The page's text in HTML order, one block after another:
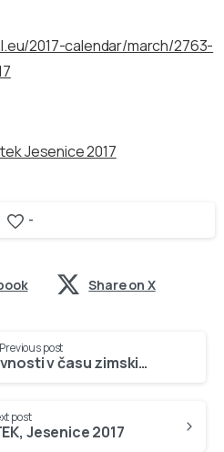
2017-calendar/march/2763-
Jesenice 2017
-
Share on X
Previous post
Program aktivnosti v času zimskih počitnic
post
Jesenice 2017